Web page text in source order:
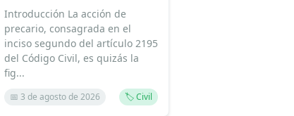
Introducción La acción de
precario, consagrada en el
inciso segundo del artículo 2195
del Código Civil, es quizás la
fig...
📅 3 de agosto de 2026 🏷️ Civil